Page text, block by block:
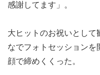
感謝してます」。
大ヒットのお祝いとして
なでフォトセッション
顔で締めくくった。